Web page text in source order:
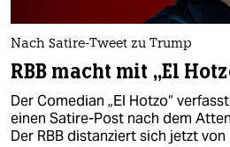
nord
wahrheit
verlag
Nach Satire-Tweet zu Trump
RBB macht mit „El
Der Comedian „El Hotzo“
einen Satire-Post nach dem
Der RBB distanziert sich jetzt von